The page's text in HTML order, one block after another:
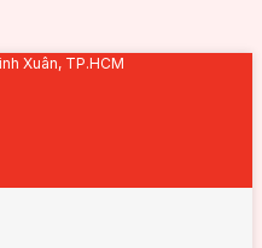
Xuân, TP.HCM